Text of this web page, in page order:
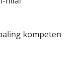
kompeten